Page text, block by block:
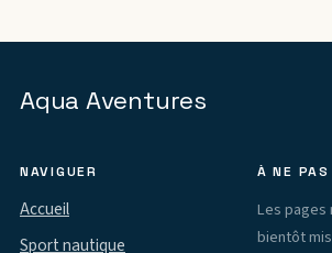
Aqua Aventures
NAVIGUER
Accueil
Sport nautique
À NE PAS
Les
bientôt